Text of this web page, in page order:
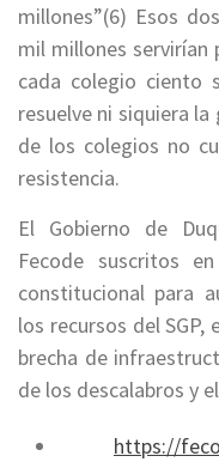
millones”(6) Esos
mil millones servirían
cada colegio ciento
resuelve ni siquiera
de los colegios no
resistencia.
El Gobierno de
Fecode suscritos
constitucional para
los recursos del
brecha de
de los descalabros y
https://